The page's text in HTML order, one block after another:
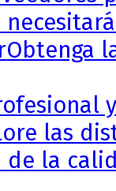
Obtenga
las
de la